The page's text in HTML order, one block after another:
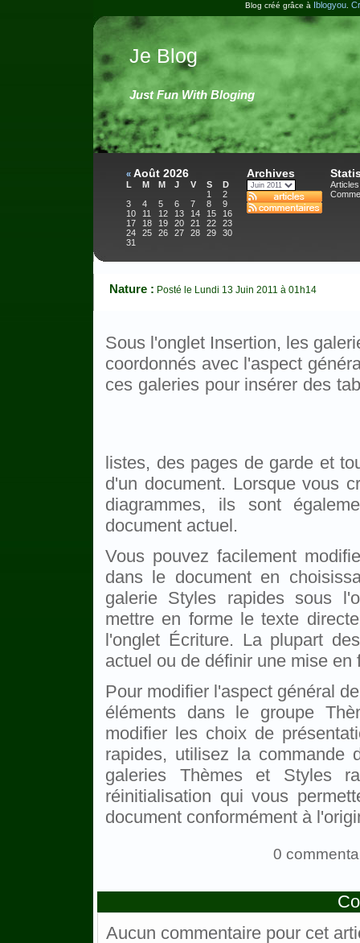
Blog créé grâce à Iblogyou
Je Blog
Just Fun With Bloging
« Août 2026
L M M J V S
D
1
2
3
4 5 6 7 8
9
10
11 12 13 14 15
16
17
18 19 20 21 22
23
24
25 26 27 28 29
30
31
Archives
Nature : Posté le Lundi 13 Juin 2011 à 01h14
Sous l'onglet Insertion, les
coordonnés avec l'aspect
ces galeries pour insérer des
listes, des pages de garde et
d'un document. Lorsque vous
diagrammes, ils sont
document actuel.
Vous pouvez facilement
dans le document en
galerie Styles rapides sous
mettre en forme le texte
l'onglet Écriture. La plupart
actuel ou de définir une mise en
Pour modifier l'aspect général
éléments dans le groupe
modifier les choix de
rapides, utilisez la commande
galeries Thèmes et Styles
réinitialisation qui vous
document conformément à
0
Aucun commentaire pour cet